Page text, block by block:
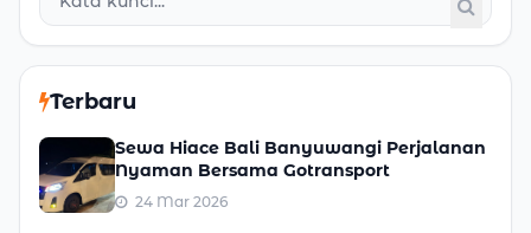
Terbaru
Sewa Hiace Bali Banyuwangi Perjalanan
Nyaman Bersama Gotransport
24 Mar 2026